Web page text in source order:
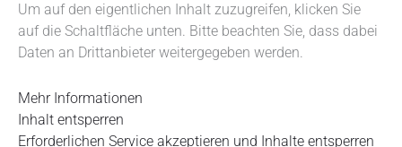
Um auf den eigentlichen Inhalt zuzugreifen, klicken Sie
auf die Schaltfläche unten. Bitte beachten Sie, dass dabei
Daten an Drittanbieter weitergegeben werden.
Mehr Informationen
Inhalt entsperren
Erforderlichen Service akzeptieren und Inhalte entsperren